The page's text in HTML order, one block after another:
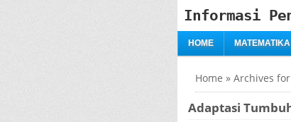
Informasi
HOME MATEMATIKA
Home » Archives
Adaptasi